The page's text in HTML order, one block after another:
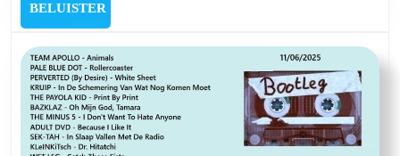
juli
BELUISTER